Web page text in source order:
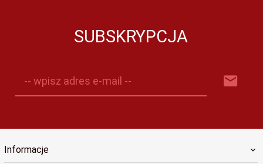
SUBSKRYPCJA
-- wpisz adres e-mail --
Informacje